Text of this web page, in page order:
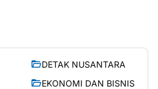
DETAK NUSANTARA
EKONOMI DAN BISNIS